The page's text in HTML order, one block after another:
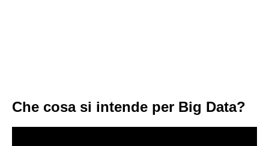
Che cosa si intende per Big Data?